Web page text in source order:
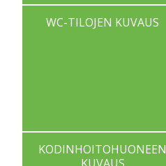
WC-TILOJEN KUVAUS
KODINHOITOHUONEEN
KUVAUS